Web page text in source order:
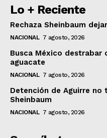
Lo + Reciente
Rechaza Sheinbaum
NACIONAL 7 agosto, 2026
Busca México destrabar
aguacate
NACIONAL 7 agosto, 2026
Detención de Aguirre
Sheinbaum
NACIONAL 7 agosto, 2026